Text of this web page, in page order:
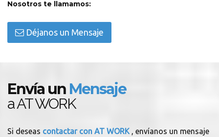
Nosotros te llamamos:
Déjanos un Mensaje
Envía un Mensaje
a AT WORK
Si deseas contactar con AT WORK , envíanos un mensaje